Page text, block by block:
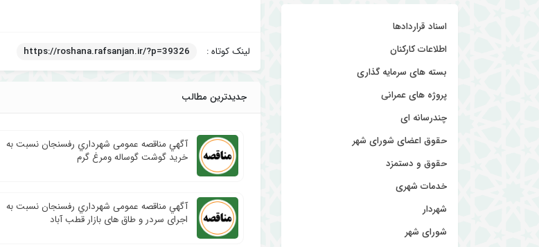
اسناد قراردادها
اطلاعات کارکنان
بسته های سرمایه گذاری
پروژه های عمرانی
چندرسانه ای
حقوق اعضای شورای شهر
حقوق و دستمزد
خدمات شهری
شهردار
شورای شهر
لینک کوتاه : https://roshana.rafsanjan.ir/?p=39326
جدیدترین مطالب
آگهي مناقصه عمومی شهرداري رفسنجان نسبت به
خرید گوشت گوساله ومرغ گرم
آگهي مناقصه عمومی شهرداري رفسنجان نسبت به
اجرای سردر و طاق های بازار قطب آباد